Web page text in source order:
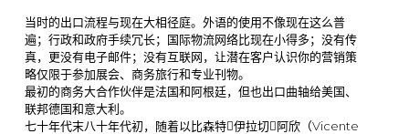
当时的出口流程与现在大相径庭。外语的使用不像现在这么普
遍；行政和政府手续冗长；国际物流网络比现在小得多；没有传
真，更没有电子邮件；没有互联网，让潜在客户认识你的营销策
略仅限于参加展会、商务旅行和专业刊物。
最初的商务大合作伙伴是法国和阿根廷，但也出口曲轴给美国、
联邦德国和意大利。
七十年代末八十年代初，随着以比森特伊拉切阿欣（Vicente